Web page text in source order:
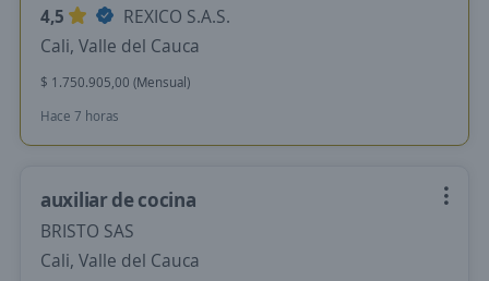
4,5
REXICO S.A.S.
Cali, Valle del Cauca
$ 1.750.905,00 (Mensual)
Hace 7 horas
auxiliar de cocina
BRISTO SAS
Cali, Valle del Cauca